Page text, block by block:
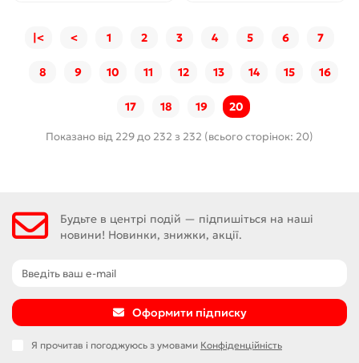
|< < 1 2 3 4 5 6 7
8 9 10 11 12 13 14 15 16
17 18 19 20
Показано від 229 до 232 з 232 (всього сторінок: 20)
Будьте в центрі подій — підпишіться на наші
новини! Новинки, знижки, акції.
Оформити підписку
Я прочитав і погоджуюсь з умовами Конфіденційність